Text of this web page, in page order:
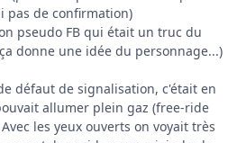
pas de confirmation)
pseudo FB qui était un truc du
donne une idée du personnage...)
défaut de signalisation, c'était en
allumer plein gaz (free-ride
les yeux ouverts on voyait très